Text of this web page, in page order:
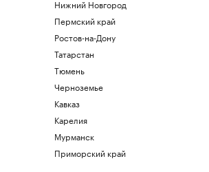
Нижний Новгород
Пермский край
Ростов-на-Дону
Татарстан
Тюмень
Черноземье
Кавказ
Карелия
Мурманск
Приморский край